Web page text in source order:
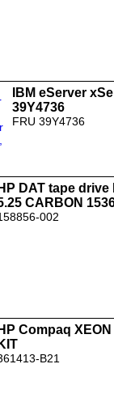
IBM eServer
39Y4736
FRU 39Y4736
HP DAT tape drive
CARBON
002
HP Compaq
KIT
B21